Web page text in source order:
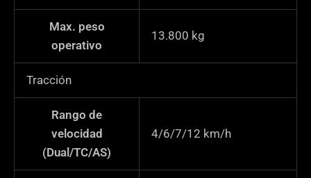
Max. peso
operativo
13.800 kg
Tracción
Rango de
velocidad
(Dual/TC/AS)
4/6/7/12 km/h